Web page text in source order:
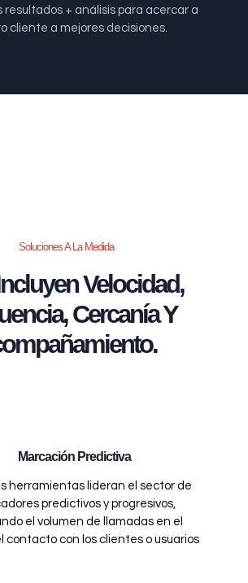
resultados + análisis para acercar a
cliente a mejores decisiones.
Soluciones A La Medida
Velocidad,
Cercanía Y
Marcación Predictiva
herramientas lideran el sector de
predictivos y progresivos,
el volumen de llamadas en el
contacto con los clientes o usuarios